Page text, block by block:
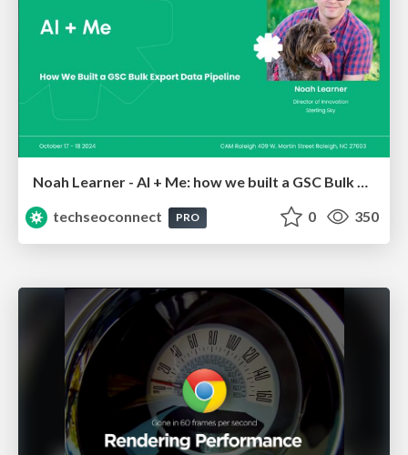
Noah Learner - AI + Me: how we built a GSC Bulk Export data pipeline
techseoconnect
PRO 0 350